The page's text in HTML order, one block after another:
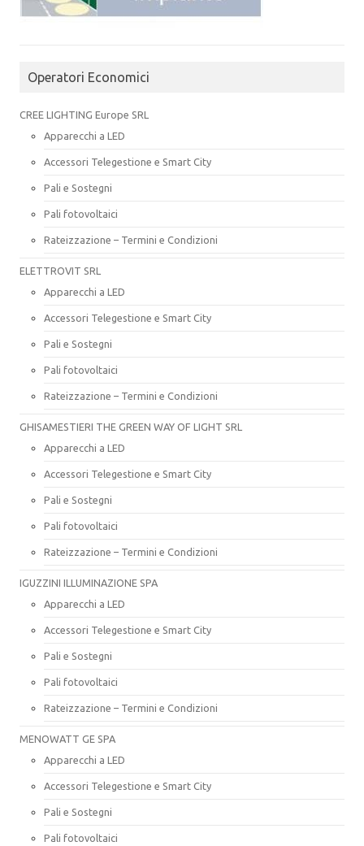
Operatori Economici
CREE LIGHTING Europe SRL
Apparecchi a LED
Accessori Telegestione e Smart City
Pali e Sostegni
Pali fotovoltaici
Rateizzazione – Termini e Condizioni
ELETTROVIT SRL
Apparecchi a LED
Accessori Telegestione e Smart City
Pali e Sostegni
Pali fotovoltaici
Rateizzazione – Termini e Condizioni
GHISAMESTIERI THE GREEN WAY OF LIGHT SRL
Apparecchi a LED
Accessori Telegestione e Smart City
Pali e Sostegni
Pali fotovoltaici
Rateizzazione – Termini e Condizioni
IGUZZINI ILLUMINAZIONE SPA
Apparecchi a LED
Accessori Telegestione e Smart City
Pali e Sostegni
Pali fotovoltaici
Rateizzazione – Termini e Condizioni
MENOWATT GE SPA
Apparecchi a LED
Accessori Telegestione e Smart City
Pali e Sostegni
Pali fotovoltaici